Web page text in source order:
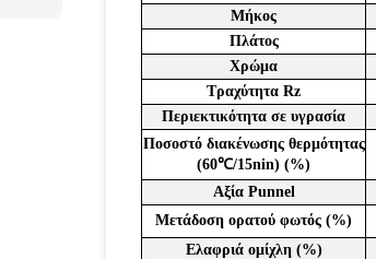
Μήκος
Πλάτος
Χρώμα
Τραχύτητα Rz
Περιεκτικότητα σε υγρασία
Ποσοστό διακένωσης θερμότητας
(60℃/15nin) (%)
Αξία Punnel
Μετάδοση ορατού φωτός (%)
Ελαφριά ομίχλη (%)